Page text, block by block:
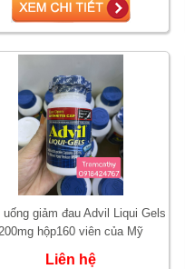
uống giảm đau Advil Liqui Gels
hộp160 viên của Mỹ
Liên hệ